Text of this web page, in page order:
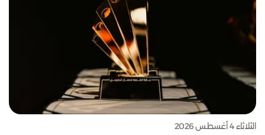
الثلاثاء 4 أغسطس 2026